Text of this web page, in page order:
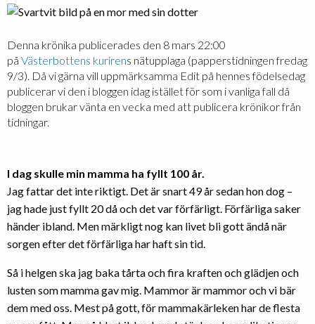
Denna krönika publicerades den 8 mars 22:00
på Västerbottens kurirens nätupplaga (papperstidningen fredag
9/3). Då vi gärna vill uppmärksamma Edit på hennes födelsedag
publicerar vi den i bloggen idag istället för som i vanliga fall då
bloggen brukar vänta en vecka med att publicera krönikor från
tidningar.
I dag skulle min mamma ha fyllt 100 år.
Jag fattar det inte riktigt. Det är snart 49 år sedan hon dog –
jag hade just fyllt 20 då och det var förfärligt. Förfärliga saker
händer ibland. Men märkligt nog kan livet bli gott ändå när
sorgen efter det förfärliga har haft sin tid.
Så i helgen ska jag baka tårta och fira kraften och glädjen och
lusten som mamma gav mig. Mammor är mammor och vi bär
dem med oss. Mest på gott, för mammakärleken har de flesta